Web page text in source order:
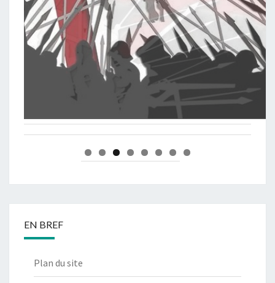
EN BREF
Plan du site